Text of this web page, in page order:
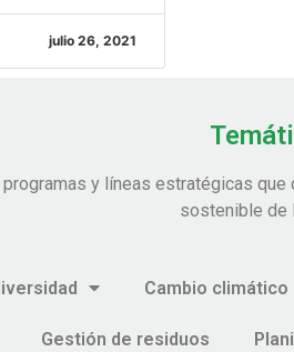
julio 26, 2021
y líneas estratégicas
sostenible de
Cambio climático
Gestión de residuos